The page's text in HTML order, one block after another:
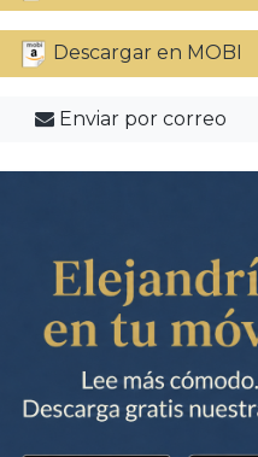
Descargar en MOBI
Enviar por correo